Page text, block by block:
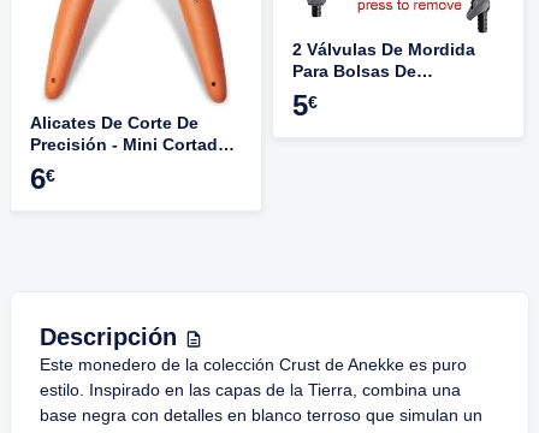
Alicates De Corte De
Precisión - Mini Cortador
Diagonal Para Alambre
Hasta 1.3 Mm, Mango
6€
2 Válvulas De Mordida
Para Bolsas De
Hidratación - Boquilla
Antifugas Con
5€
Descripción
Este monedero de la colección Crust de Anekke es puro
estilo. Inspirado en las capas de la Tierra, combina una
base negra con detalles en blanco terroso que simulan un